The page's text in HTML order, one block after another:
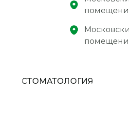
СТОМАТОЛОГИЯ